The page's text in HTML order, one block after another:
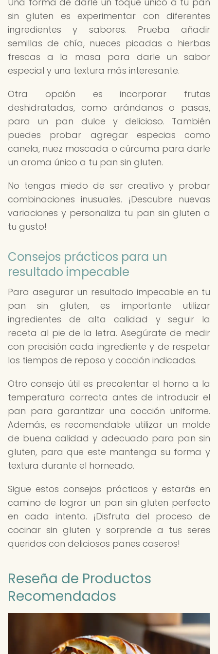
sin gluten es experimentar con diferentes
ingredientes y sabores. Prueba añadir
semillas de chía, nueces picadas o hierbas
frescas a la masa para darle un sabor
especial y una textura más interesante.
Otra opción es incorporar frutas
deshidratadas, como arándanos o pasas,
para un pan dulce y delicioso. También
puedes probar agregar especias como
canela, nuez moscada o cúrcuma para darle
un aroma único a tu pan sin gluten.
No tengas miedo de ser creativo y probar
combinaciones inusuales. ¡Descubre nuevas
variaciones y personaliza tu pan sin gluten a
tu gusto!
Consejos prácticos para un
resultado impecable
Para asegurar un resultado impecable en tu
pan sin gluten, es importante utilizar
ingredientes de alta calidad y seguir la
receta al pie de la letra. Asegúrate de medir
con precisión cada ingrediente y de respetar
los tiempos de reposo y cocción indicados.
Otro consejo útil es precalentar el horno a la
temperatura correcta antes de introducir el
pan para garantizar una cocción uniforme.
Además, es recomendable utilizar un molde
de buena calidad y adecuado para pan sin
gluten, para que este mantenga su forma y
textura durante el horneado.
Sigue estos consejos prácticos y estarás en
camino de lograr un pan sin gluten perfecto
en cada intento. ¡Disfruta del proceso de
cocinar sin gluten y sorprende a tus seres
queridos con deliciosos panes caseros!
Reseña de Productos
Recomendados